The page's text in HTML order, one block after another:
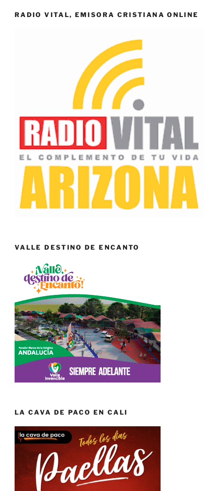
RADIO VITAL, EMISORA CRISTIANA ONLINE
VALLE DESTINO DE ENCANTO
LA CAVA DE PACO EN CALI